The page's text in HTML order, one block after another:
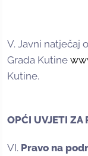
V. Javni natječaj
Grada Kutine
Kutine.
OPĆI UVJETI ZA
VI. Pravo na